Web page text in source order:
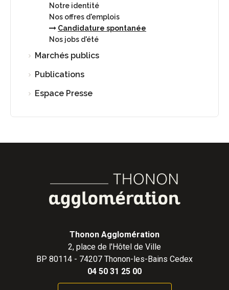
Notre identité
Nos offres d'emplois
Candidature spontanée
Nos jobs d'été
Marchés publics
Publications
Espace Presse
Thonon Agglomération
2, place de l'Hôtel de Ville
BP 80114 - 74207 Thonon-les-Bains Cedex
04 50 31 25 00